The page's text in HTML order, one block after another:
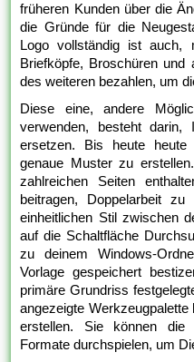
früheren Kunden über die
die Gründe für die
Logo vollständig ist auch,
Briefköpfe, Broschüren
des weiteren bezahlen, um
Diese eine, andere
verwenden, besteht
ersetzen. Bis heute heute
genaue Muster zu
zahlreichen Seiten
beitragen, Doppelarbeit
einheitlichen Stil zwischen
auf die Schaltfläche
zu deinem Windows-
Vorlage gespeichert
primäre Grundriss
angezeigte
erstellen. Sie können die
Formate durchspielen, um